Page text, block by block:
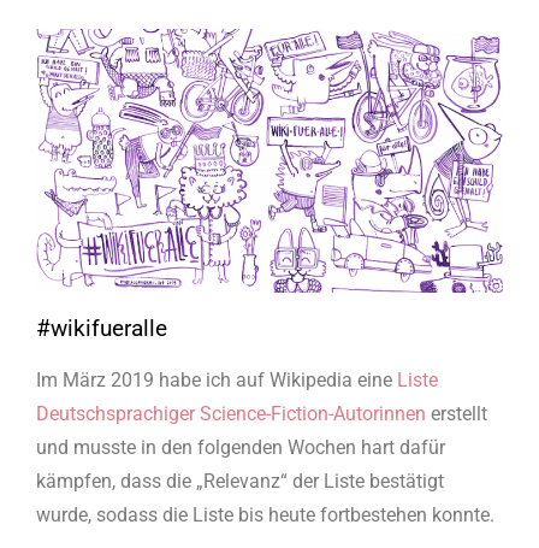
#wikifueralle
Im März 2019 habe ich auf Wikipedia eine Liste
Deutschsprachiger Science-Fiction-Autorinnen erstellt
und musste in den folgenden Wochen hart dafür
kämpfen, dass die „Relevanz“ der Liste bestätigt
wurde, sodass die Liste bis heute fortbestehen konnte.